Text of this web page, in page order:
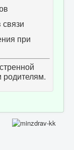
при
родителям.